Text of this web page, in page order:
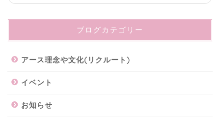
ブログカテゴリー
アース理念や文化(リクルート)
イベント
お知らせ